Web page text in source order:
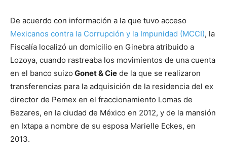
De acuerdo con información a la que tuvo acceso
Mexicanos contra la Corrupción y la Impunidad (MCCI), la
Fiscalía localizó un domicilio en Ginebra atribuido a
Lozoya, cuando rastreaba los movimientos de una cuenta
en el banco suizo Gonet & Cie de la que se realizaron
transferencias para la adquisición de la residencia del ex
director de Pemex en el fraccionamiento Lomas de
Bezares, en la ciudad de México en 2012, y de la mansión
en Ixtapa a nombre de su esposa Marielle Eckes, en
2013.